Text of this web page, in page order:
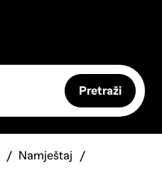
Pretraži
Namještaj